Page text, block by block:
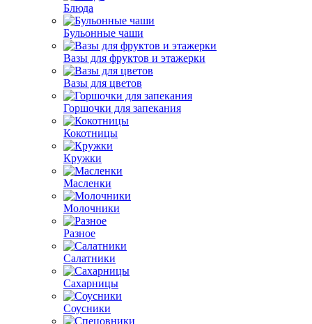
Блюда
Бульонные чаши
Вазы для фруктов и этажерки
Вазы для цветов
Горшочки для запекания
Кокотницы
Кружки
Масленки
Молочники
Разное
Салатники
Сахарницы
Соусники